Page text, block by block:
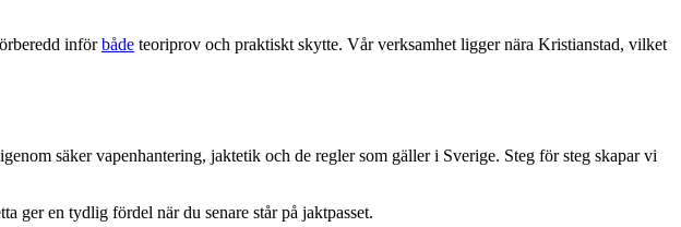
införbåde teoriprov och praktiskt skytte. Vår verksamhet ligger nära Kristianstad, vilket
säker vapenhantering, jaktetik och de regler som gäller i Sverige. Steg för steg skapar vi
ger en tydlig fördel när du senare står på jaktpasset.